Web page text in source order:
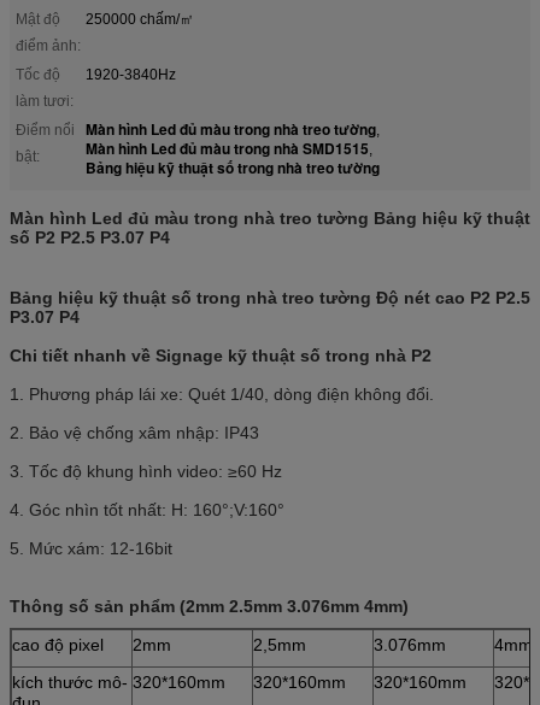
Mật độ
điểm ảnh:
250000 chấm/㎡
Tốc độ
làm tươi:
1920-3840Hz
Điểm nổi
bật:
Màn hình Led đủ màu trong nhà treo tường,
Màn hình Led đủ màu trong nhà SMD1515,
Bảng hiệu kỹ thuật số trong nhà treo tường
Màn hình Led đủ màu trong nhà treo tường Bảng hiệu kỹ thuật
số P2 P2.5 P3.07 P4
Bảng hiệu kỹ thuật số trong nhà treo tường Độ nét cao P2 P2.5
P3.07 P4
Chi tiết nhanh về Signage kỹ thuật số trong nhà P2
1. Phương pháp lái xe: Quét 1/40, dòng điện không đổi.
2. Bảo vệ chống xâm nhập: IP43
3. Tốc độ khung hình video: ≥60 Hz
4. Góc nhìn tốt nhất: H: 160°;V:160°
5. Mức xám: 12-16bit
Thông số sản phẩm (2mm 2.5mm 3.076mm 4mm)
cao độ pixel
2mm 2,5mm 3.076mm
4mm
kích thước mô- 320*160mm 320*160mm 320*160mm